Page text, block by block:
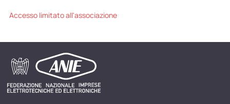
Accesso limitato all'associazione